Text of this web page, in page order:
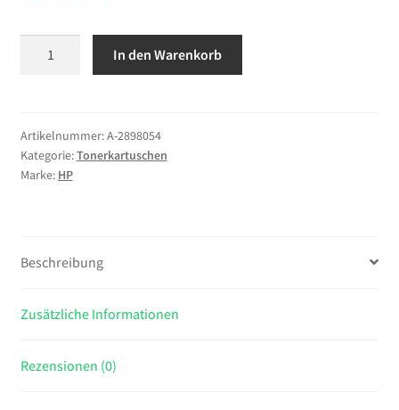
LaserJet-
Tonerkartusche
Menge
In den Warenkorb
Artikelnummer:A-2898054
Kategorie:Tonerkartuschen
Marke: HP
Beschreibung
Zusätzliche Informationen
Rezensionen (0)